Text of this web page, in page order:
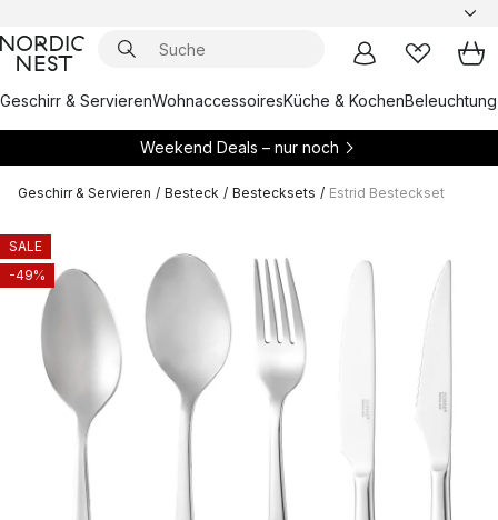
Geschirr & ServierenWohnaccessoiresKüche & KochenBeleuchtung
Weekend Deals – nur noch
Geschirr & Servieren / Besteck / Bestecksets / Estrid Besteckset
SALE
-49%